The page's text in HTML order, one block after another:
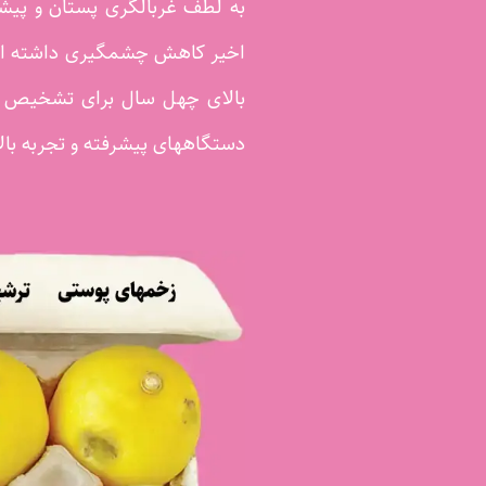
به لطف غربالگری پستان و
اخیر کاهش چشمگیری داشته
بالای چهل سال برای تشخیص
دستگاههای پیشرفته و